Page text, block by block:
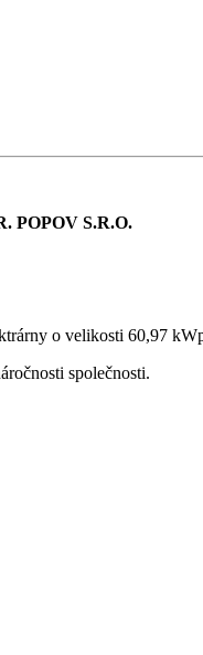
POPOV S.R.O.
o velikosti 60,97
společnosti.